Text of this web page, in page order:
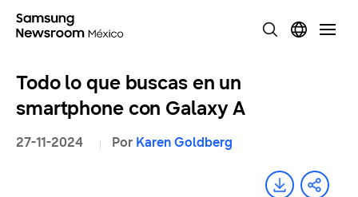
Todo lo que buscas en un
smartphone con Galaxy A
27-11-2024 Por Karen Goldberg